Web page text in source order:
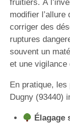
fruitiers. À
modifier l’allure
corriger des
ruptures
souvent un
et une vigilance
En pratique,
Dugny (93440)
Élagage